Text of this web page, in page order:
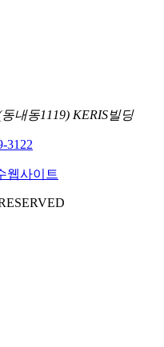
내동1119) KERIS빌딩
3122